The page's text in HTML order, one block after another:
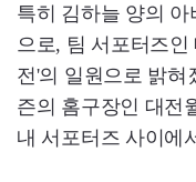
특히 김하늘 양의
으로, 팀 서포터즈
전'의 일원으로 밝혀
즌의 홈구장인 대전
내 서포터즈 사이에